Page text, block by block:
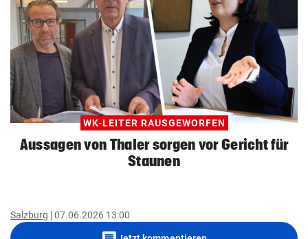
WK-LEITER RAUSGEWORFEN
Aussagen von Thaler sorgen vor Gericht für
Staunen
Salzburg 07.06.2026 13:00